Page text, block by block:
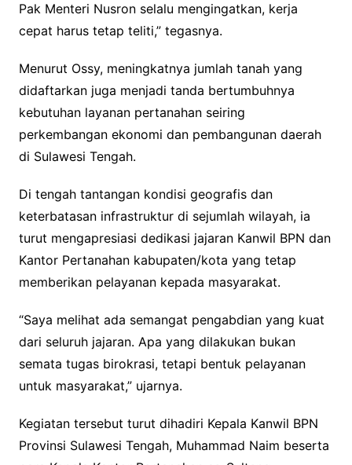
Pak Menteri Nusron selalu mengingatkan, kerja
cepat harus tetap teliti,” tegasnya.
Menurut Ossy, meningkatnya jumlah tanah yang
didaftarkan juga menjadi tanda bertumbuhnya
kebutuhan layanan pertanahan seiring
perkembangan ekonomi dan pembangunan daerah
di Sulawesi Tengah.
Di tengah tantangan kondisi geografis dan
keterbatasan infrastruktur di sejumlah wilayah, ia
turut mengapresiasi dedikasi jajaran Kanwil BPN dan
Kantor Pertanahan kabupaten/kota yang tetap
memberikan pelayanan kepada masyarakat.
“Saya melihat ada semangat pengabdian yang kuat
dari seluruh jajaran. Apa yang dilakukan bukan
semata tugas birokrasi, tetapi bentuk pelayanan
untuk masyarakat,” ujarnya.
Kegiatan tersebut turut dihadiri Kepala Kanwil BPN
Provinsi Sulawesi Tengah, Muhammad Naim beserta